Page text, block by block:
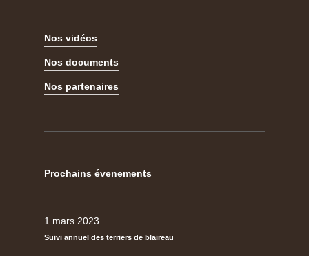
Nos vidéos
Nos documents
Nos partenaires
Prochains évenements
1 mars 2023
Suivi annuel des terriers de blaireau